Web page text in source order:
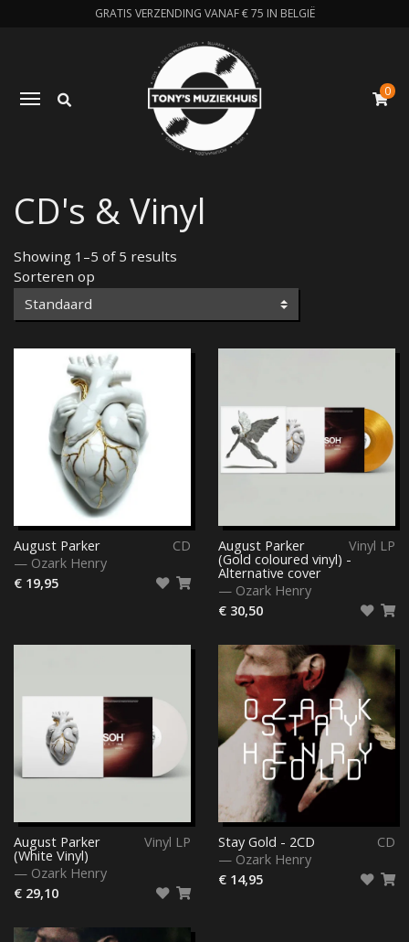
GRATIS VERZENDING VANAF € 75 IN BELGIË
Toggle navigation 0
CD's & Vinyl
Showing 1–5 of 5 results
Sorteren op
CD
August Parker
— Ozark Henry
€ 19,95
Vinyl LP
August Parker
(Gold coloured vinyl) -
Alternative cover
— Ozark Henry
€ 30,50
Vinyl LP
August Parker
(White Vinyl)
— Ozark Henry
€ 29,10
CD
Stay Gold - 2CD
— Ozark Henry
€ 14,95